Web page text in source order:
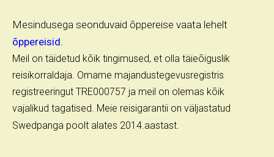
Mesindusega seonduvaid õppereise vaata lehelt
õppereisid.
Meil on täidetud kõik tingimused, et olla täieõiguslik
reisikorraldaja. Omame majandustegevusregistris
registreeringut TRE000757 ja meil on olemas kõik
vajalikud tagatised. Meie reisigarantii on väljastatud
Swedpanga poolt alates 2014.aastast.